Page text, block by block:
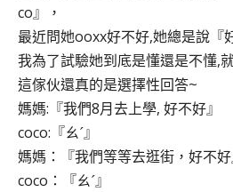
co』，
最近問她ooxx好不好,她總是說『
我為了試驗她到底是懂還是不懂,
這傢伙還真的是選擇性回答~
媽媽:『我們8月去上學, 好不好』
coco:『ㄠˊ』
媽媽：『我們等等去逛街，好不好
coco：『ㄠˊ』